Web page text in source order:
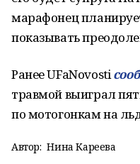
марафонец
показывать
Ранее UFaNovosti
травмой выиграл
по мотогонкам на
Автор: Нина Кареева